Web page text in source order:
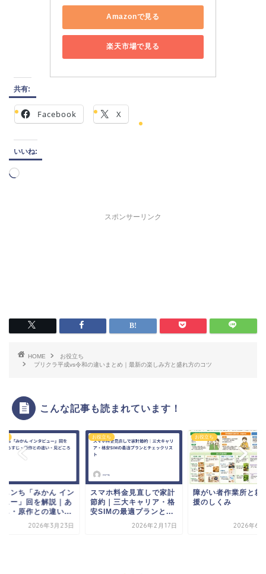
Amazonで見る
楽天市場で見る
共有:
Facebook X
いいね:
読
スポンサーリンク
HOME
お役立ち
プリクラ平成vs令和の違いまとめ｜最新の楽しみ方と盛れ方のコツ
こんな記事も読まれています！
お役立ち お役立ち
障がい者作業所と就
援のしくみ
2026年6